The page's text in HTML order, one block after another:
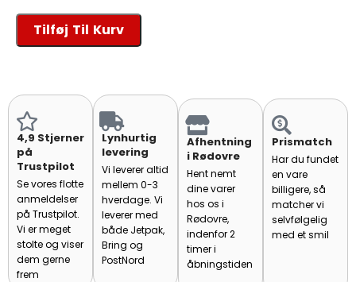
Tilføj Til Kurv
4,9 Stjerner
på
Trustpilot
Se vores flotte
anmeldelser
på Trustpilot.
Vi er meget
stolte og viser
dem gerne
frem
Lynhurtig
levering
Vi leverer altid
mellem 0-3
hverdage. Vi
leverer med
både Jetpak,
Bring og
PostNord
Afhentning
i Rødovre
Hent nemt
dine varer
hos os i
Rødovre,
indenfor 2
timer i
åbningstiden
Prismatch
Har du fundet
en vare
billigere, så
matcher vi
selvfølgelig
med et smil